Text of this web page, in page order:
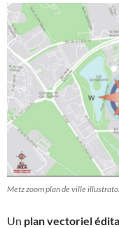
Metz zoom plan de ville
Un plan vectoriel